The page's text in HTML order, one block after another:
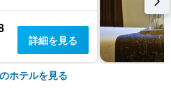
詳細を見る
ホテルを見る